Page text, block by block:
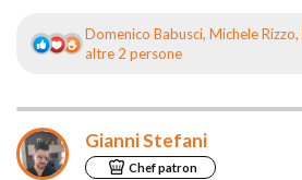
R
z
i
o
n
Domenico Babusci, Michele Rizzo,
altre 2 persone
Gianni Stefani
Chef patron